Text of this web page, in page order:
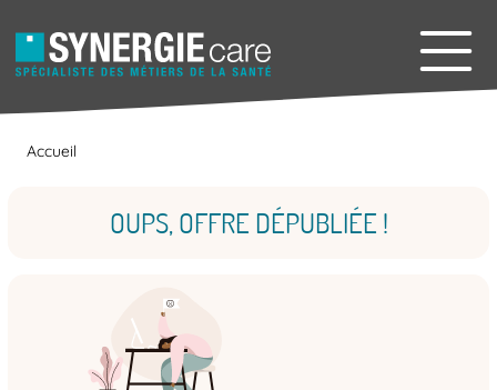
Accueil
OUPS, OFFRE DÉPUBLIÉE !